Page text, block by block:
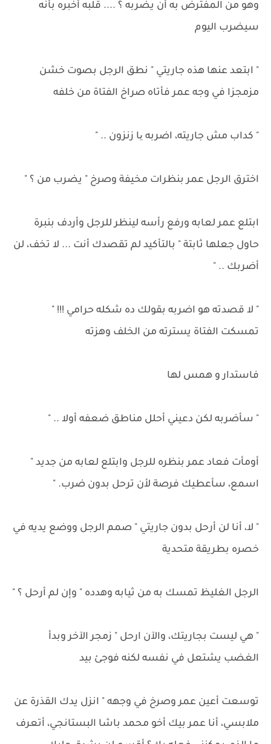
وهو من المفترض به أن يضربه ؟ .... قلبه أخبره بأنه
سيضرب اليوم
" ابتعد عنها هذه جاريتي " نطق الرجل بصوت خشن
مزمجزا في وجه عمر فأتاه صراخ الفتاة من خلفه
" كداب مش جاريته، اضربه یا زنزون .. "
اخترق الرجل عمر بنظرات مخيفة وصرخ " يضرب من ؟ "
ابتلع عمر لعابه ورفع رأسه لينظر للرجل وأردف بنبرة
حاول جعلها ثابتة " بالتأكيد لم تقصدك أنت ... لا تخف، لن
أضربك .. "
" لا قصدته هو اضربه بقولك ده شكله حرامي !!! "
تمسكت الفتاة يسترته من الخلف وهزته
فاستدار و همس لها
" سأضربه لكن دعيني أحلل مناطق ضعفه أولا .. "
أومأت فعاد عمر بنظره للرجل وابتلع لعابه من جديد "
اسمع، سأعطيك فرصة لأن ترحل بدون ضرب. "
" لا، أنا لن أرحل بدون جاريتي " صمم الرجل ووضع يديه في
خصره بطريقة متحدية
الرجل الغليظ تمسك به من ثيابه وهدده " وإن لم أرحل ؟ "
" هي ليست بجاريتك، والآن ارحل " زمجر الآخر وبدأ
الغضب يشتعل في نفسه لكنه فوجئ بيد
توسعت أعين عمر وصرخ في وجهه " انزل يدك القذرة عن
ملابسي، أنا عمر بيك أخو محمد باشا البستانجي، أتعرف